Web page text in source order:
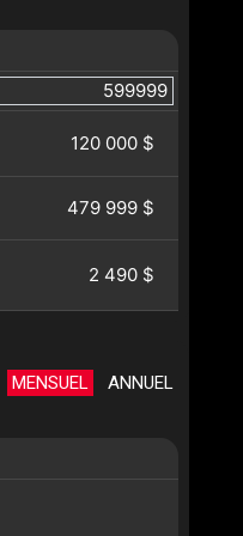
120 000 $
479 999 $
2 490 $
MENSUEL ANNUEL